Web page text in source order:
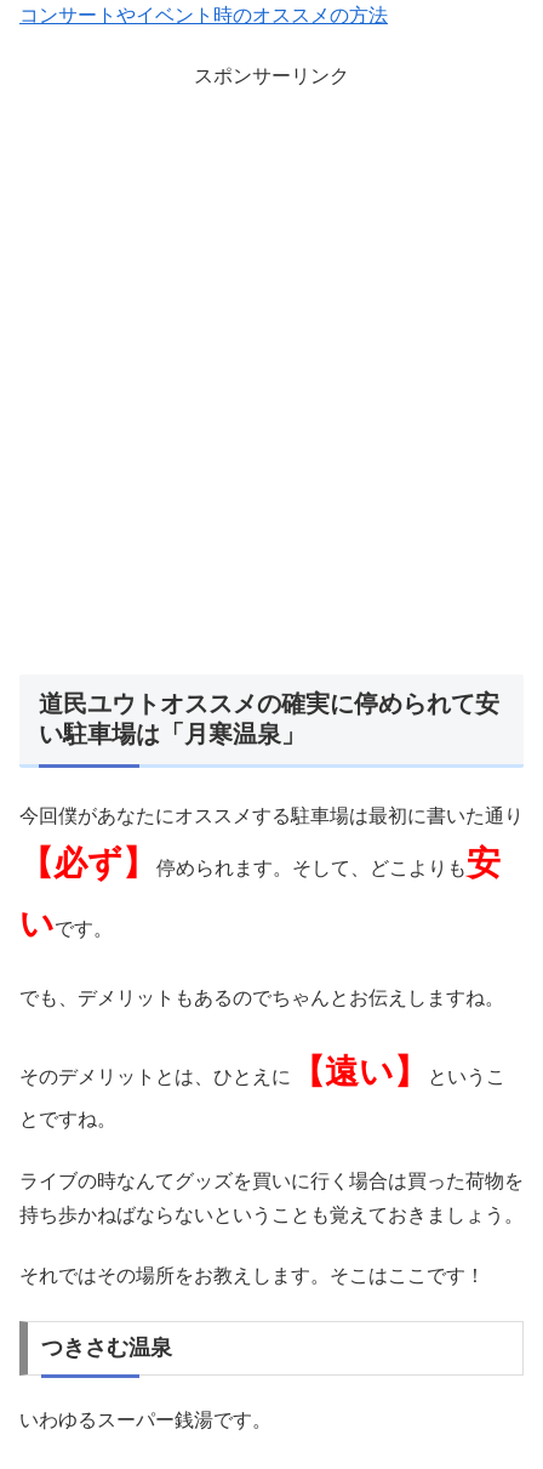
コンサートやイベント時のオススメの方法
スポンサーリンク
道民ユウトオススメの確実に停められて安
い駐車場は「月寒温泉」
今回僕があなたにオススメする駐車場は最初に書いた通り
【必ず】 停められます。そして、どこよりも安
いです。
でも、デメリットもあるのでちゃんとお伝えしますね。
そのデメリットとは、ひとえに 【遠い】 というこ
とですね。
ライブの時なんてグッズを買いに行く場合は買った荷物を
持ち歩かねばならないということも覚えておきましょう。
それではその場所をお教えします。そこはここです！
つきさむ温泉
いわゆるスーパー銭湯です。